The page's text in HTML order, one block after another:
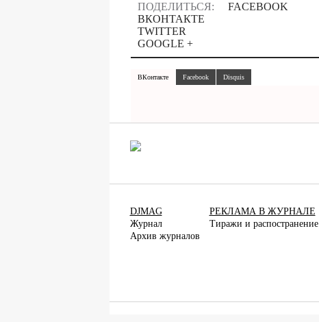
ПОДЕЛИТЬСЯ:
FACEBOOK
ВКОНТАКТЕ
TWITTER
GOOGLE +
ВКонтакте Facebook Disquis
DJMAG
Журнал
Архив журналов
РЕКЛАМА В ЖУРНАЛЕ
Тиражи и распостранение